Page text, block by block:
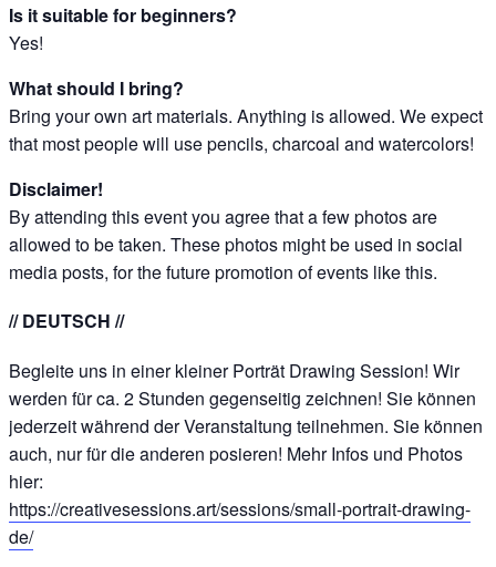
Is it suitable for beginners?
Yes!
What should I bring?
Bring your own art materials. Anything is allowed. We expect
that most people will use pencils, charcoal and watercolors!
Disclaimer!
By attending this event you agree that a few photos are
allowed to be taken. These photos might be used in social
media posts, for the future promotion of events like this.
// DEUTSCH //
Begleite uns in einer kleiner Porträt Drawing Session! Wir
werden für ca. 2 Stunden gegenseitig zeichnen! Sie können
jederzeit während der Veranstaltung teilnehmen. Sie können
auch, nur für die anderen posieren! Mehr Infos und Photos
hier:
https://creativesessions.art/sessions/small-portrait-drawing-
de/